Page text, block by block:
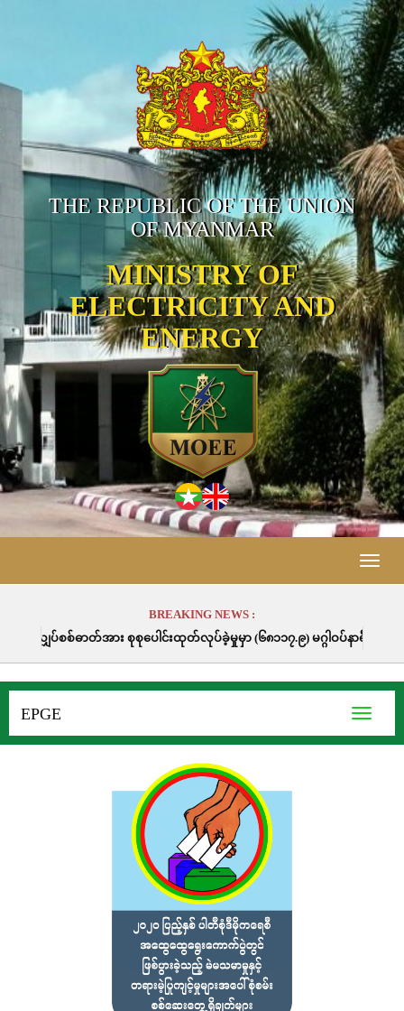
THE REPUBLIC OF THE UNION
OF MYANMAR
MINISTRY OF
ELECTRICITY AND
ENERGY
Toggle
BREAKING NEWS :
င်းထုတ်လုပ်ခဲ့မှုမှာ (၆၈၁၁၇.၉) မဂ္ဂါဝပ်နာရီဖြစ်ပါသည်။
Toggle
EPGE